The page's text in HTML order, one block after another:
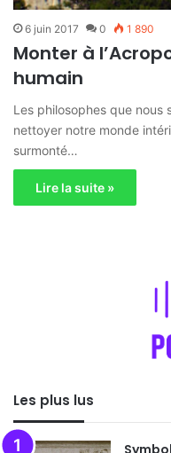
6 juin 2017 0 1 890
Monter à
humain
Les philosophes que nous
nettoyer notre monde
surmonté…
Lire la suite »
Les plus lus